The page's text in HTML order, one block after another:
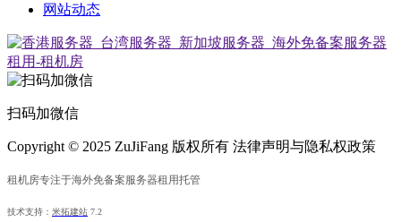
网站动态
扫码加微信
Copyright © 2025 ZuJiFang 版权所有 法律声明与隐私权政策
租机房专注于海外免备案服务器租用托管
技术支持： 米拓建站 7.2